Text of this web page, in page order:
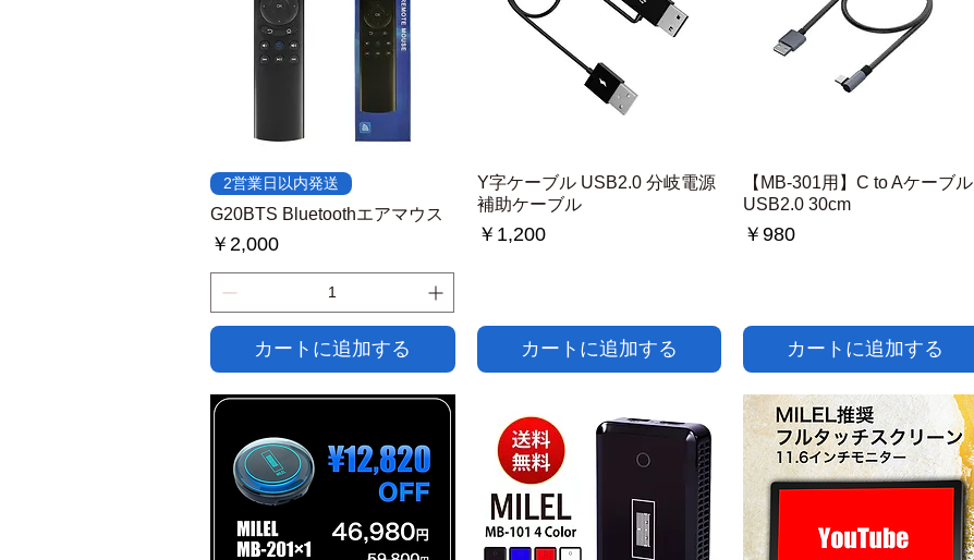
クイックビュー
2営業日以内発送
G20BTS Bluetoothエアマウス
価格
￥2,000
カートに追加する
クイックビュー
Y字ケーブル USB2.0 分岐電源
補助ケーブル
価格
￥1,200
カートに追加する
クイックビュー
【MB-301用】C to Aケーブル
USB2.0 30cm
価格
￥980
カートに追加する